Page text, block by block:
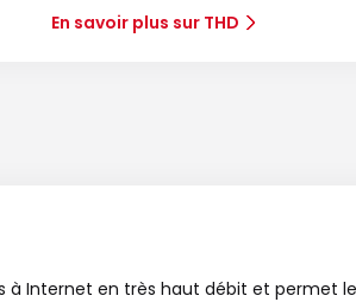
En savoir plus sur THD
à Internet en très haut débit et permet